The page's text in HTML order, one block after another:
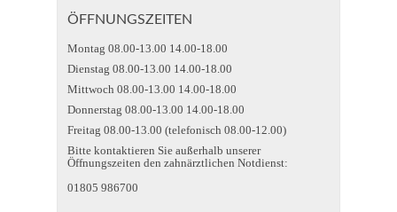
ÖFFNUNGSZEITEN
Montag 08.00-13.00 14.00-18.00
Dienstag 08.00-13.00 14.00-18.00
Mittwoch 08.00-13.00 14.00-18.00
Donnerstag 08.00-13.00 14.00-18.00
Freitag 08.00-13.00 (telefonisch 08.00-12.00)
Bitte kontaktieren Sie außerhalb unserer
Öffnungszeiten den zahnärztlichen Notdienst:
01805 986700